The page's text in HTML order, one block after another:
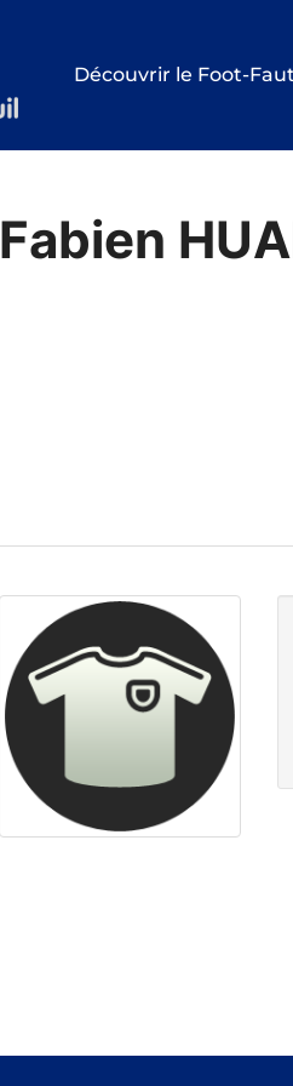
Découvrir le Foot-
Fabien